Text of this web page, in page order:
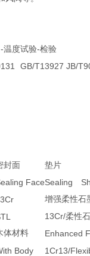
-温度试验-检验
GB/T13927 JB/
封面 垫片
FaceSealing
增强柔性石
13Cr/柔性
体材料
Enhanced
Body
1Cr13/